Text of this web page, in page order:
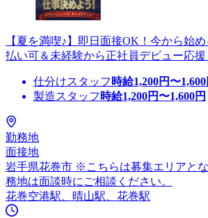
【夏を満喫♪】即日面接OK！今から始
払い可＆未経験から正社員デビュー応援
仕分けスタッフ 時給1,200円〜1,600
製造スタッフ 時給1,200円〜1,600円
勤務地
面接地
岩手県花巻市 ※こちらは募集エリアと
務地は面談時にご相談ください。
花巻空港駅、晴山駅、花巻駅